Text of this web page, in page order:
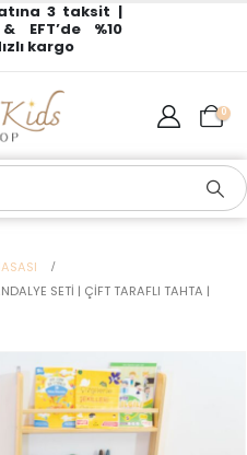
3 taksit |
EFT’de %10
kargo
0
SETI | ÇIFT TARAFLI TAHTA |